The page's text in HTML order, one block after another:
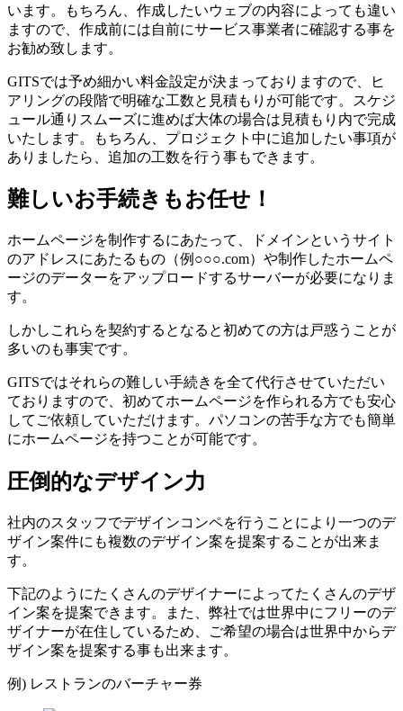
います。もちろん、作成したいウェブの内容によっても違い
ますので、作成前には自前にサービス事業者に確認する事を
お勧め致します。
GITSでは予め細かい料金設定が決まっておりますので、ヒ
アリングの段階で明確な工数と見積もりが可能です。スケジ
ュール通りスムーズに進めば大体の場合は見積もり内で完成
いたします。もちろん、プロジェクト中に追加したい事項が
ありましたら、追加の工数を行う事もできます。
難しいお手続きもお任せ！
ホームページを制作するにあたって、ドメインというサイト
のアドレスにあたるもの（例○○○.com）や制作したホームペ
ージのデーターをアップロードするサーバーが必要になりま
す。
しかしこれらを契約するとなると初めての方は戸惑うことが
多いのも事実です。
GITSではそれらの難しい手続きを全て代行させていただい
ておりますので、初めてホームページを作られる方でも安心
してご依頼していただけます。パソコンの苦手な方でも簡単
にホームページを持つことが可能です。
圧倒的なデザイン力
社内のスタッフでデザインコンペを行うことにより一つのデ
ザイン案件にも複数のデザイン案を提案することが出来ま
す。
下記のようにたくさんのデザイナーによってたくさんのデザ
イン案を提案できます。また、弊社では世界中にフリーのデ
ザイナーが在住しているため、ご希望の場合は世界中からデ
ザイン案を提案する事も出来ます。
例) レストランのバーチャー券